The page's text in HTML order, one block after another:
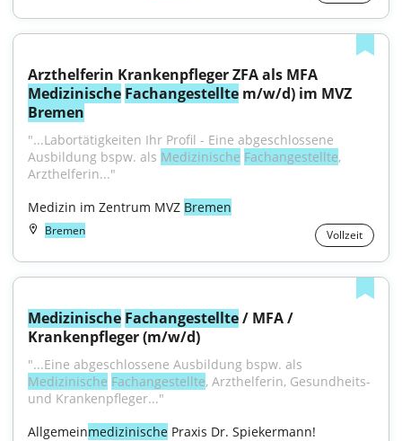
Medizinische Fachangestellte
Bremen
"...Labortätigkeiten Ihr Profil - Eine abgeschlossene
Ausbildung bspw. als Medizinische Fachangestellte,
Arzthelferin..."
Medizin im Zentrum MVZ Bremen
Bremen Vollzeit
Medizinische Fachangestellte / MFA /
Krankenpfleger (m/w/d)
Medizinische Fachangestellte, Arzthelferin, Gesundheits-
und Krankenpfleger..."
Allgemeinmedizinische Praxis Dr. Spiekermann!